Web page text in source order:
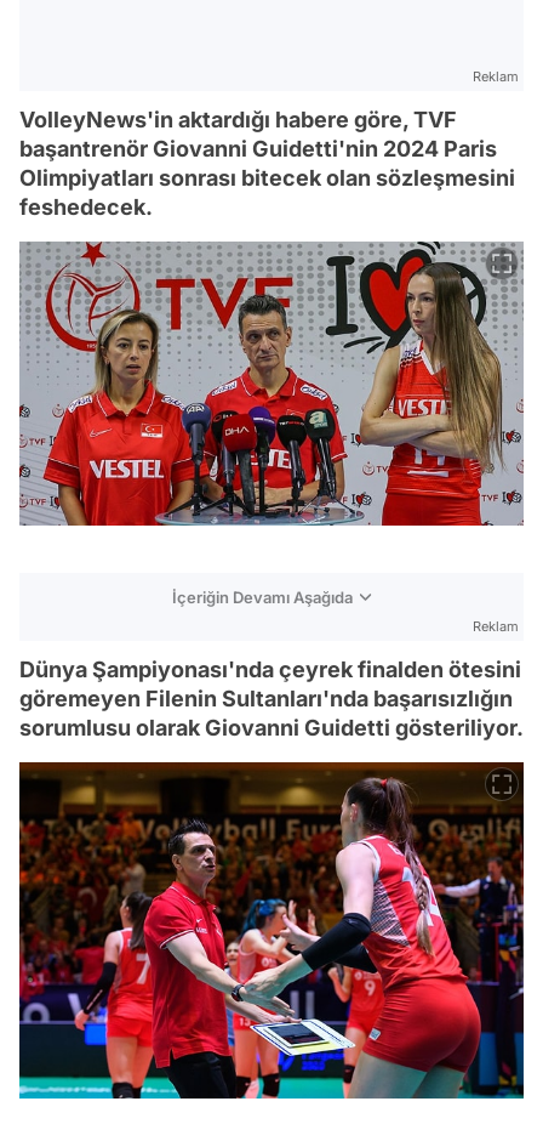
Reklam
VolleyNews'in aktardığı habere göre, TVF
başantrenör Giovanni Guidetti'nin 2024 Paris
Olimpiyatları sonrası bitecek olan sözleşmesini
feshedecek.
İçeriğin Devamı Aşağıda
Reklam
Dünya Şampiyonası'nda çeyrek finalden ötesini
göremeyen Filenin Sultanları'nda başarısızlığın
sorumlusu olarak Giovanni Guidetti gösteriliyor.